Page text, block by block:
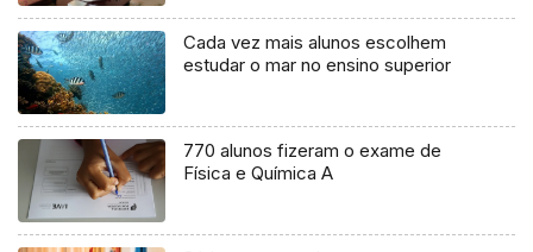
Cada vez mais alunos escolhem
estudar o mar no ensino superior
770 alunos fizeram o exame de
Física e Química A